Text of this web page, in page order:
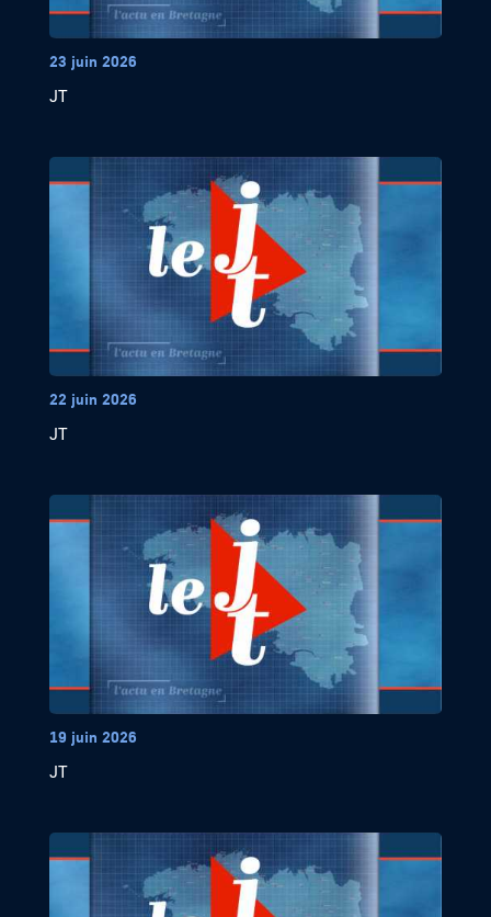
23 juin 2026
JT
22 juin 2026
JT
19 juin 2026
JT